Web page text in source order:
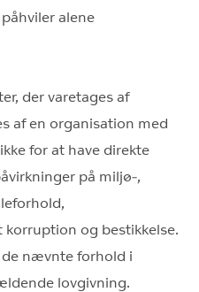
alene
der varetages af
af en organisation med
for at have direkte
på miljø-,
og bestikkelse.
de nævnte forhold i
lovgivning.